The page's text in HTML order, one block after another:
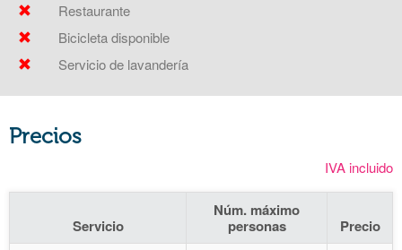
Restaurante
Bicicleta disponible
Servicio de lavandería
Precios
IVA incluido
Servicio
Núm. máximo
personas
Precio